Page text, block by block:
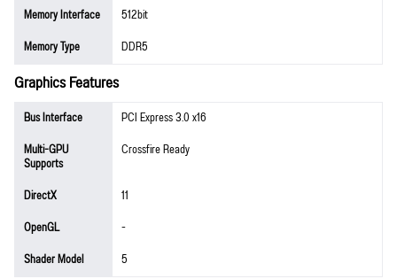
Memory Interface
512bit
Memory Type
DDR5
Graphics Features
Bus Interface
PCI Express 3.0 x16
Multi-GPU
Supports
Crossfire Ready
DirectX
11
OpenGL
-
Shader Model
5